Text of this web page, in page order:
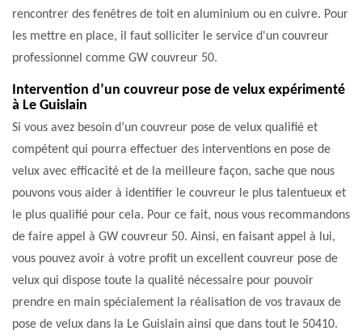
rencontrer des fenêtres de toit en aluminium ou en cuivre. Pour
les mettre en place, il faut solliciter le service d'un couvreur
professionnel comme GW couvreur 50.
Intervention d’un couvreur pose de velux expérimenté
à Le Guislain
Si vous avez besoin d’un couvreur pose de velux qualifié et
compétent qui pourra effectuer des interventions en pose de
velux avec efficacité et de la meilleure façon, sache que nous
pouvons vous aider à identifier le couvreur le plus talentueux et
le plus qualifié pour cela. Pour ce fait, nous vous recommandons
de faire appel à GW couvreur 50. Ainsi, en faisant appel à lui,
vous pouvez avoir à votre profit un excellent couvreur pose de
velux qui dispose toute la qualité nécessaire pour pouvoir
prendre en main spécialement la réalisation de vos travaux de
pose de velux dans la Le Guislain ainsi que dans tout le 50410.